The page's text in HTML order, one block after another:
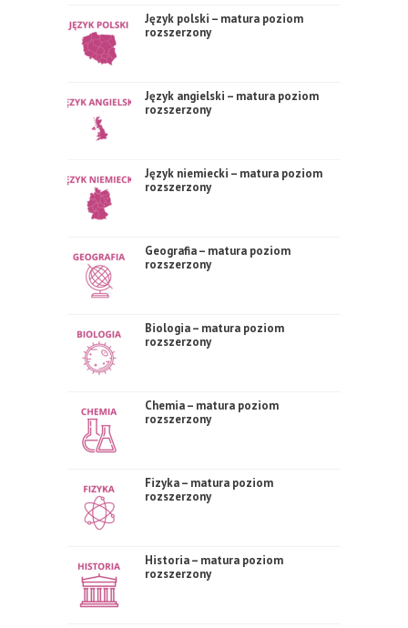
Język polski – matura poziom
rozszerzony
Język angielski – matura poziom
rozszerzony
Język niemiecki – matura poziom
rozszerzony
Geografia – matura poziom
rozszerzony
Biologia – matura poziom
rozszerzony
Chemia – matura poziom
rozszerzony
Fizyka – matura poziom
rozszerzony
Historia – matura poziom
rozszerzony